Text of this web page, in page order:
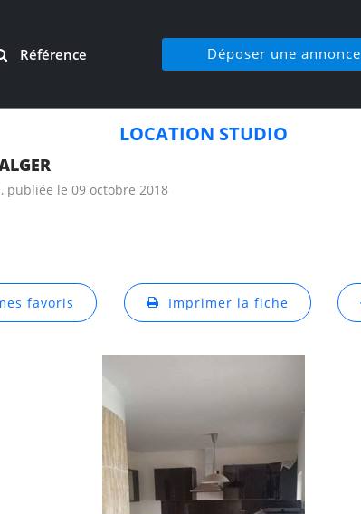
Référence Déposer une annonce
LOCATION STUDIO
publiée le 09 octobre 2018
favoris Imprimer la fiche